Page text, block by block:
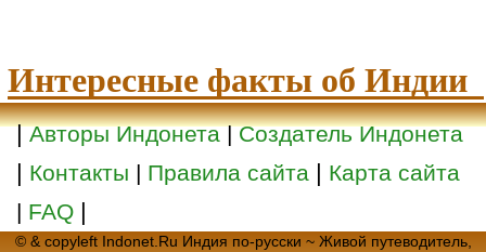
Интересные факты об Индии
|Авторы Индонета|Создатель Индонета
| Контакты | Правила сайта | Карта сайта
| FAQ |
© & copyleft Indonet.Ru Индия по-русски ~ Живой путеводитель,